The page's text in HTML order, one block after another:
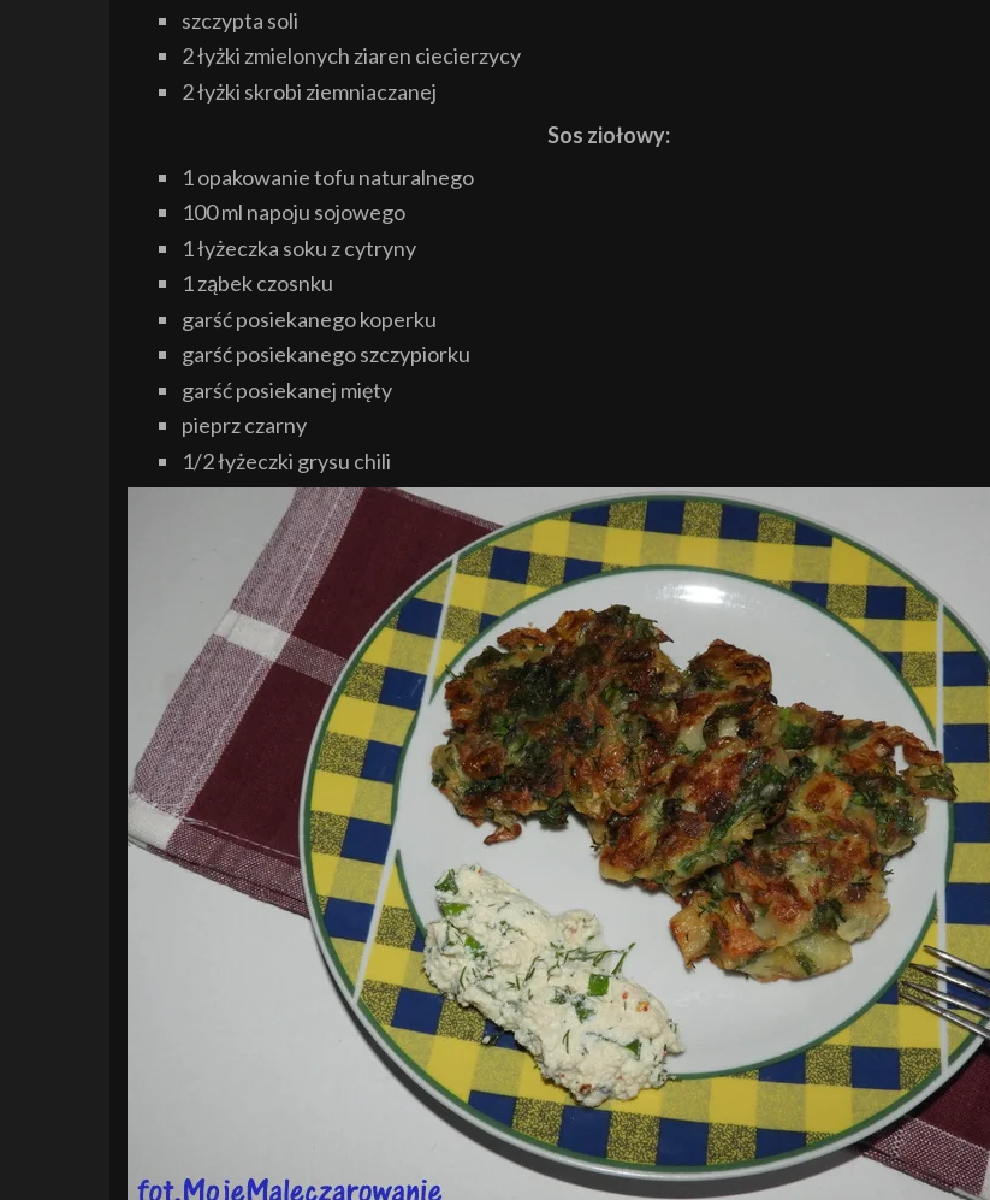
szczypta soli
2 łyżki zmielonych ziaren ciecierzycy
2 łyżki skrobi ziemniaczanej
Sos ziołowy:
1 opakowanie tofu naturalnego
100 ml napoju sojowego
1 łyżeczka soku z cytryny
1 ząbek czosnku
garść posiekanego koperku
garść posiekanego szczypiorku
garść posiekanej mięty
pieprz czarny
1/2 łyżeczki grysu chili